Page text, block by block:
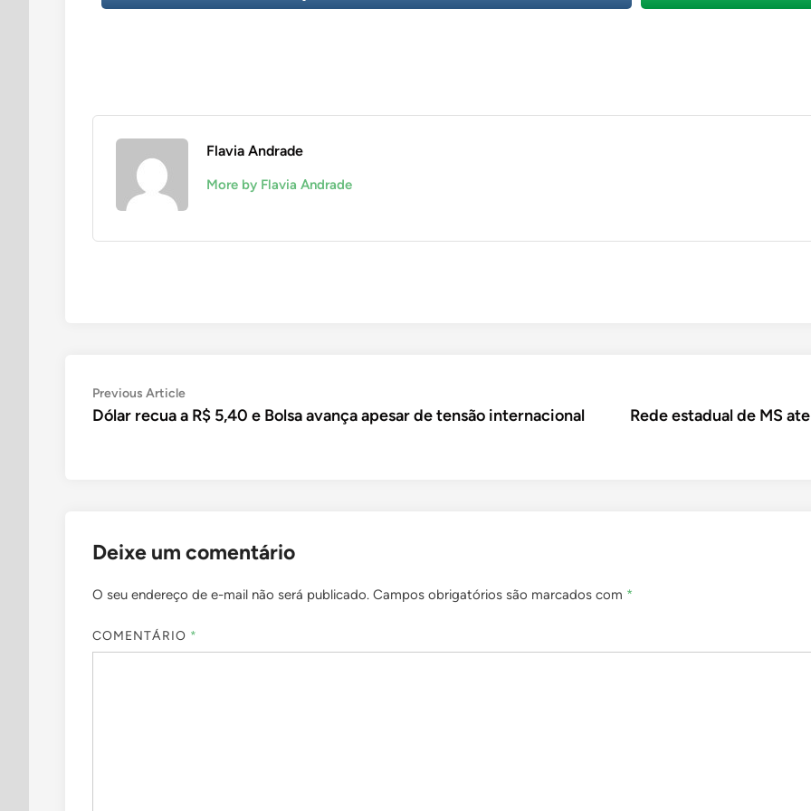
Flavia Andrade
More by Flavia Andrade
Navegação
de
Previous ArticlePrevious
article:
Dólar recua a R$ 5,40 e Bolsa avança apesar de tensão internacional
Rede estadual de MS
Deixe um comentário
O seu endereço de e-mail não será publicado. Campos obrigatórios são marcados com *
COMENTÁRIO *